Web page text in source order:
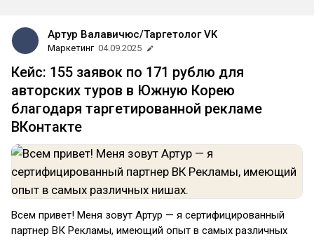
Артур Валавичюс/Таргетолог VK
Маркетинг 04.09.2025
Кейс: 155 заявок по 171 рублю для
авторских туров в Южную Корею
благодаря таргетированной рекламе
ВКонтакте
Всем привет! Меня зовут Артур — я сертифицированный
партнер ВК Рекламы, имеющий опыт в самых различных